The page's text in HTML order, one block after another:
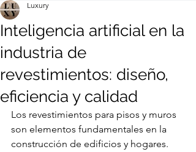
Inteligencia artificial en la
industria de
revestimientos: diseño,
eficiencia y calidad
Luxury
Los revestimientos para pisos y muros
son elementos fundamentales en la
construcción de edificios y hogares.